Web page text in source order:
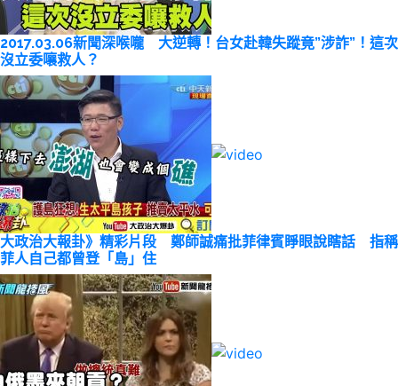
2017.03.06新聞深喉嚨 大逆轉！台女赴韓失蹤竟”涉詐”！這次
沒立委嚷救人？
大政治大報卦》精彩片段 鄭師誠痛批菲律賓睜眼說瞎話 指稱
菲人自己都曾登「島」住